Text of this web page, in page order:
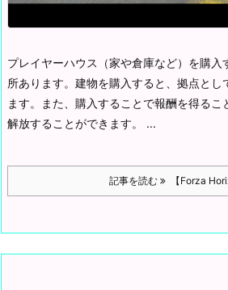
プレイヤーハウス（家や倉庫など）を購入
所あります。 建物を購入すると、拠点とし
ます。
また、購入することで報酬を得るこ
解放することができます。 ...
記事を読む 【Forza